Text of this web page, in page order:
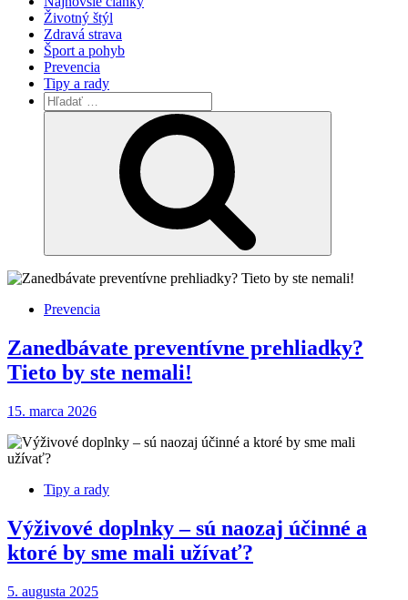
Životný štýl
Zdravá strava
Šport a pohyb
Prevencia
Tipy a rady
Vyhľadávanie
pre:
Prevencia
Zanedbávate preventívne prehliadky?
Tieto by ste nemali!
15. marca 2026
Tipy a rady
Výživové doplnky – sú naozaj účinné a
ktoré by sme mali užívať?
5. augusta 2025